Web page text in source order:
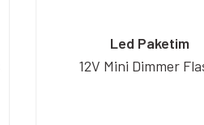
Led Paketim
12V Mini Dimmer